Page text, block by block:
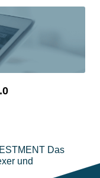
Das
und